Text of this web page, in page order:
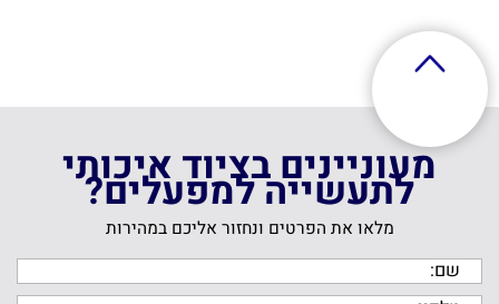
מעוניינים בציוד איכותי
לתעשייה למפעלים?
מלאו את הפרטים ונחזור אליכם במהירות